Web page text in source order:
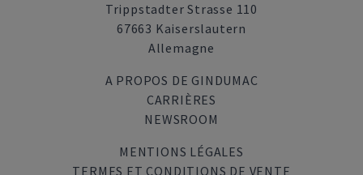
Trippstadter Strasse 110
67663 Kaiserslautern
Allemagne
A PROPOS DE GINDUMAC
CARRIÈRES
NEWSROOM
MENTIONS LÉGALES
TERMES ET CONDITIONS DE VENTE